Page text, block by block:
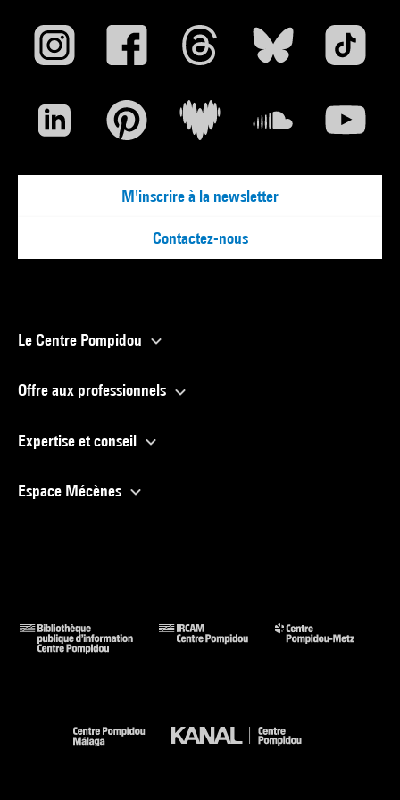
M'inscrire à la newsletter
Contactez-nous
Le Centre Pompidou
Offre aux professionnels
Expertise et conseil
Espace Mécènes